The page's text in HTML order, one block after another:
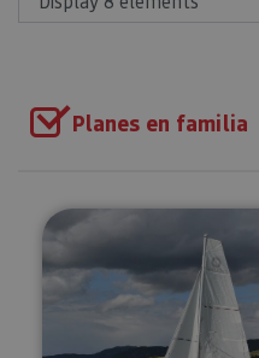
Planes en familia